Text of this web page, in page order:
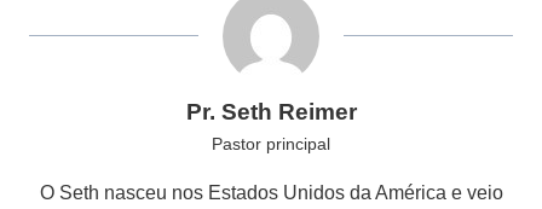
Pr. Seth Reimer
Pastor principal
O Seth nasceu nos Estados Unidos da América e veio